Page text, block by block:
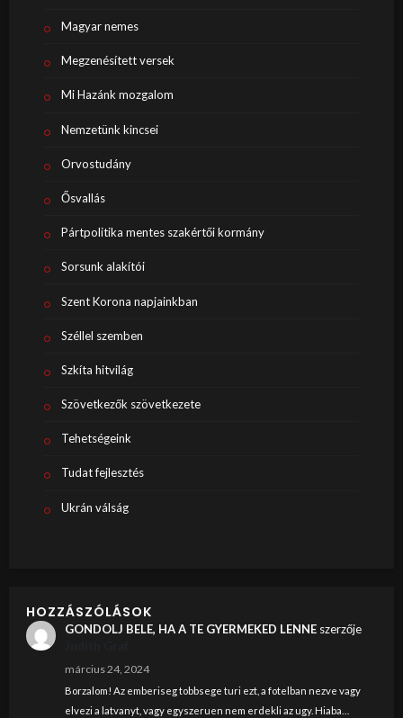
Magyar nemes
Megzenésített versek
Mi Hazánk mozgalom
Nemzetünk kincsei
Orvostudány
Ősvallás
Pártpolitika mentes szakértői kormány
Sorsunk alakítói
Szent Korona napjainkban
Széllel szemben
Szkíta hitvilág
Szövetkezők szövetkezete
Tehetségeink
Tudat fejlesztés
Ukrán válság
HOZZÁSZÓLÁSOK
GONDOLJ BELE, HA A TE GYERMEKED LENNEszerzője
március 24, 2024
Borzalom! Az emberiseg tobbsege turi ezt, a fotelban nezve vagy
elvezi a latvanyt, vagy egyszeruen nem erdekli az ugy. Hiaba…